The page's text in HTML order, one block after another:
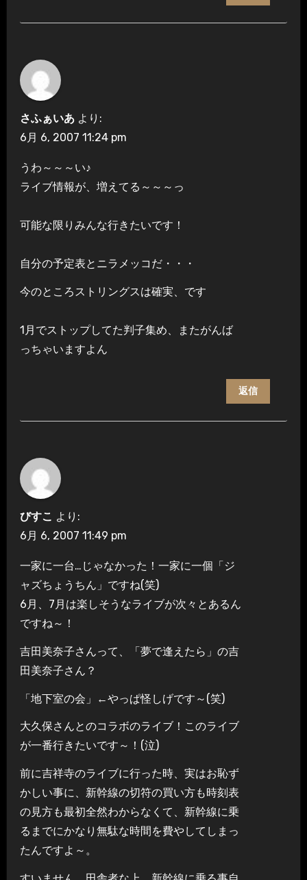
さふぁいあ より:
6月 6, 2007 11:24 pm
うわ～～～い♪
ライブ情報が、増えてる～～～っ
可能な限りみんな行きたいです！
自分の予定表とニラメッコだ・・・
今のところストリングスは確実、です
1月でストップしてた判子集め、またがんば
っちゃいますよん
返信
びすこ より:
6月 6, 2007 11:49 pm
一家に一台…じゃなかった！一家に一個「ジ
ャズちょうちん」ですね(笑)
6月、7月は楽しそうなライブが次々とあるん
ですね～！
吉田美奈子さんって、「夢で逢えたら」の吉
田美奈子さん？
「地下室の会」←やっぱ怪しげです～(笑)
大久保さんとのコラボのライブ！このライブ
が一番行きたいです～！(泣)
前に吉祥寺のライブに行った時、実はお恥ず
かしい事に、新幹線の切符の買い方も時刻表
の見方も最初全然わからなくて、新幹線に乗
るまでにかなり無駄な時間を費やしてしまっ
たんですよ～。